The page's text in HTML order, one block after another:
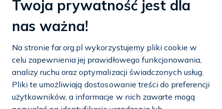
tel.:22 651 88 03
22 858 26 39
tel.:22 642 22 91
e-mail:info@far.org.pl
Dostosuj cookies
Twoja prywatność jest dla
nas ważna!
Na stronie far.org.pl wykorzystujemy pliki cookie w
celu zapewnienia jej prawidłowego funkcjonowania,
analizy ruchu oraz optymalizacji świadczonych usług.
Pliki te umożliwiają dostosowanie treści do preferencji
użytkowników, a informacje w nich zawarte mogą